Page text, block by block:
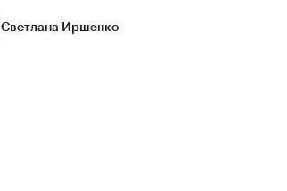
Светлана Иршенко